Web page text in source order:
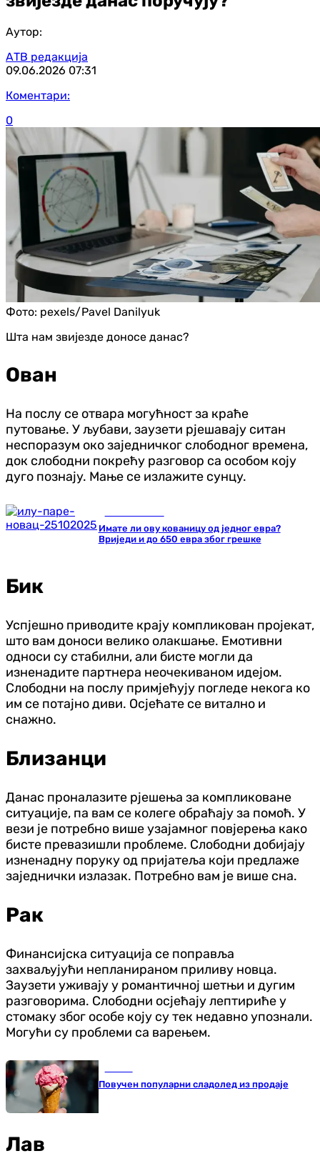
Аутор:
АТВ редакција
09.06.2026 07:31
Коментари:
0
Фото: pexels/Pavel Danilyuk
Шта нам звијезде доносе данас?
Ован
На послу се отвара могућност за краће
путовање. У љубави, заузети рјешавају ситан
неспоразум око заједничког слободног времена,
док слободни покрећу разговор са особом коју
дуго познају. Мање се излажите сунцу.
Имате ли ову кованицу од једног евра?
Вриједи и до 650 евра због грешке
Бик
Успјешно приводите крају компликован пројекат,
што вам доноси велико олакшање. Емотивни
односи су стабилни, али бисте могли да
изненадите партнера неочекиваном идејом.
Слободни на послу примјећују погледе некога ко
им се потајно диви. Осјећате се витално и
снажно.
Близанци
Данас проналазите рјешења за компликоване
ситуације, па вам се колеге обраћају за помоћ. У
вези је потребно више узајамног повјерења како
бисте превазишли проблеме. Слободни добијају
изненадну поруку од пријатеља који предлаже
заједнички излазак. Потребно вам је више сна.
Рак
Финансијска ситуација се поправља
захваљујући непланираном приливу новца.
Заузети уживају у романтичној шетњи и дугим
разговорима. Слободни осјећају лептириће у
стомаку због особе коју су тек недавно упознали.
Могући су проблеми са варењем.
Повучен популарни сладолед из продаје
Лав